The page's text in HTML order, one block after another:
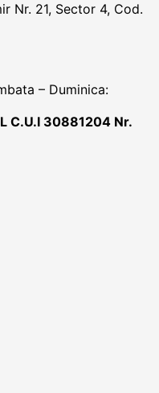
Nr. 21, Sector 4, Cod.
– Duminica:
C.U.I 30881204 Nr.